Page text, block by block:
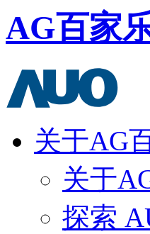
AG百家
关于AG
关于
探索